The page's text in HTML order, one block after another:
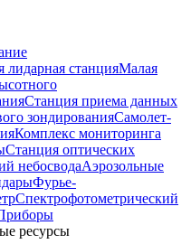
лидарная станцияМалая
Станция приема данных
зондированияСамолет-
Комплекс мониторинга
Станция оптических
небосводаАэрозольные
Фурье-
Спектрофотометрический
ресурсы